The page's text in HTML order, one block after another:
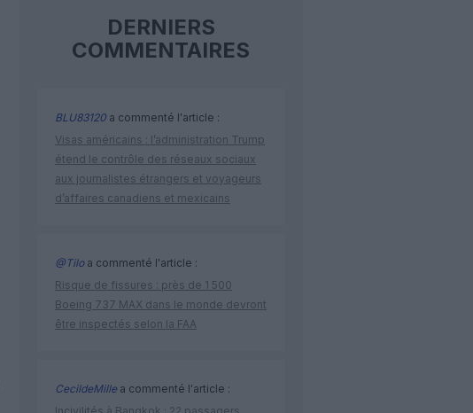
DERNIERS
COMMENTAIRES
BLU83120 a commenté l'article :
Visas américains : l’administration Trump
étend le contrôle des réseaux sociaux
aux journalistes étrangers et voyageurs
d’affaires canadiens et mexicains
@Tiloa commenté l'article :
Risque de fissures : près de 1 500
Boeing 737 MAX dans le monde devront
être inspectés selon la FAA
CecildeMillea commenté l'article :